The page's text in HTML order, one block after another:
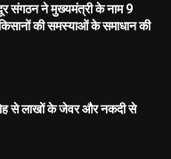
संगठन ने मुख्यमंत्री के नाम 9
किसानों की समस्याओं के समाधान की
से लाखों के जेवर और नकदी से